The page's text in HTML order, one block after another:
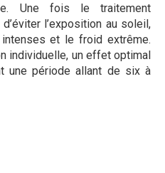
Une fois le traitement
l’exposition au soleil,
et le froid extrême.
individuelle, un effet optimal
une période allant de six à